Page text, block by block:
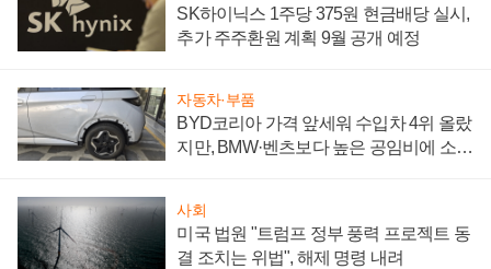
SK하이닉스 1주당 375원 현금배당 실시,
추가 주주환원 계획 9월 공개 예정
자동차·부품
BYD코리아 가격 앞세워 수입차 4위 올랐
지만, BMW·벤츠보다 높은 공임비에 소비
사회
미국 법원 "트럼프 정부 풍력 프로젝트 동
결 조치는 위법", 해제 명령 내려